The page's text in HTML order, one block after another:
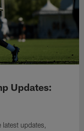
Updates:
updates,